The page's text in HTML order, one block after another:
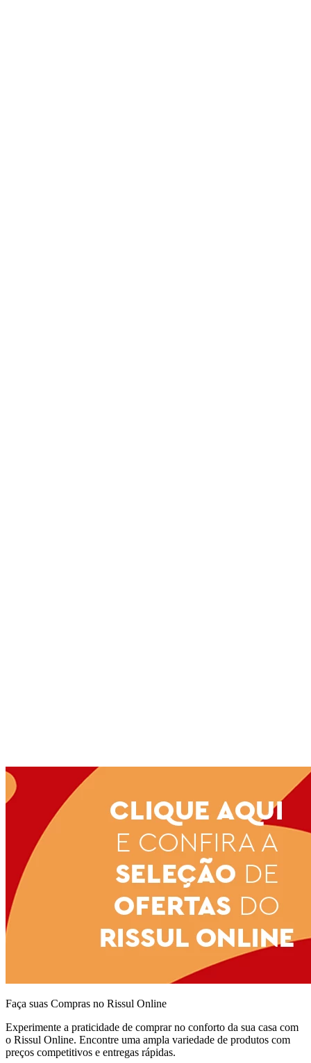
Faça suas Compras no Rissul Online
Experimente a praticidade de comprar no conforto da sua casa com
o Rissul Online. Encontre uma ampla variedade de produtos com
preços competitivos e entregas rápidas.